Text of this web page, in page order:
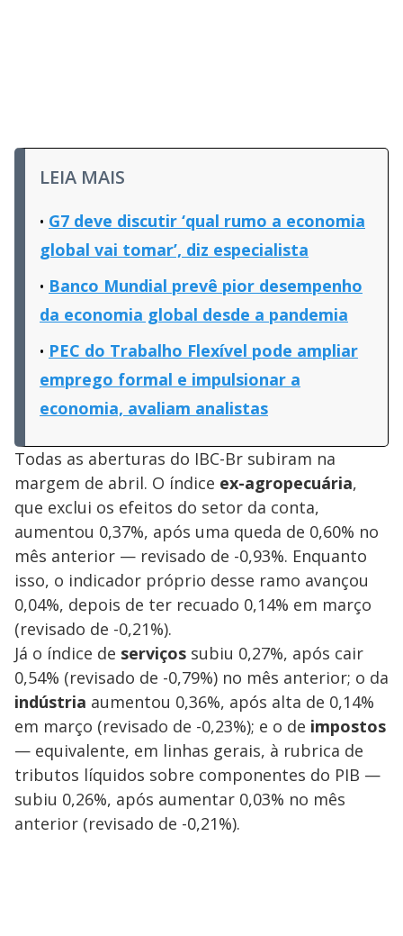
LEIA MAIS
G7 deve discutir ‘qual rumo a economia
global vai tomar’, diz especialista
Banco Mundial prevê pior desempenho
da economia global desde a pandemia
PEC do Trabalho Flexível pode ampliar
emprego formal e impulsionar a
economia, avaliam analistas
Todas as aberturas do IBC-Br subiram na
margem de abril. O índice ex-agropecuária,
que exclui os efeitos do setor da conta,
aumentou 0,37%, após uma queda de 0,60% no
mês anterior — revisado de -0,93%. Enquanto
isso, o indicador próprio desse ramo avançou
0,04%, depois de ter recuado 0,14% em março
(revisado de -0,21%).
Já o índice de serviços subiu 0,27%, após cair
0,54% (revisado de -0,79%) no mês anterior; o da
indústria aumentou 0,36%, após alta de 0,14%
em março (revisado de -0,23%); e o de impostos
— equivalente, em linhas gerais, à rubrica de
tributos líquidos sobre componentes do PIB —
subiu 0,26%, após aumentar 0,03% no mês
anterior (revisado de -0,21%).